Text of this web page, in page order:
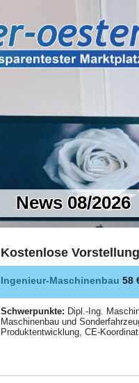
News 08/2026
Kostenlose
Ingenieur-Maschinenbau 58
Schwerpunkte: Dipl.-Ing.
Maschinenbau und
Produktentwicklung, CE-